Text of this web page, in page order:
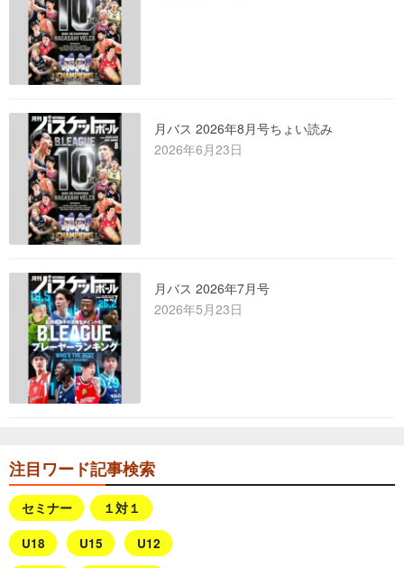
月バス 2026年8月号ちょい読み
2026年6月23日
月バス 2026年7月号
2026年5月23日
注目ワード記事検索
セミナー １対１
U18 U15 U12